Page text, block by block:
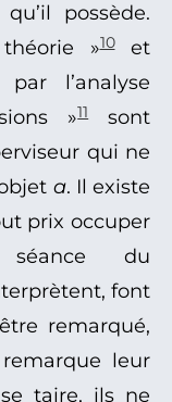
possède.
»10et
l’analyse
»11sont
qui ne
a. Il existe
prix occuper
du
font
remarqué,
leur
taire, ils ne